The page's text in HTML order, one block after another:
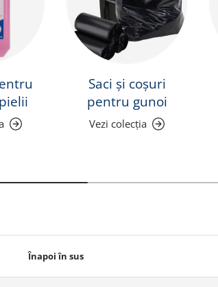
Saci și coșuri
pentru gunoi
Vezi colecția
Înapoi în sus